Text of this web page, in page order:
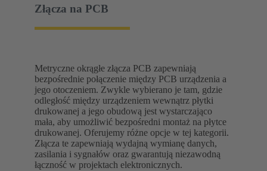
Złącza na PCB
Metryczne okrągłe złącza PCB zapewniają
bezpośrednie połączenie między PCB urządzenia a
jego otoczeniem. Zwykle wybierano je tam, gdzie
odległość między urządzeniem wewnątrz płytki
drukowanej a jego obudową jest wystarczająco
mała, aby umożliwić bezpośredni montaż na płytce
drukowanej. Oferujemy różne opcje w tej kategorii.
Złącza te zapewniają wydajną wymianę danych,
zasilania i sygnałów oraz gwarantują niezawodną
łączność w projektach elektronicznych.